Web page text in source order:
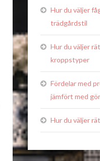
Hur du väljer
trädgårdstil
Hur du väljer
kroppstyper
Fördelar med
jämfört med
Hur du väljer